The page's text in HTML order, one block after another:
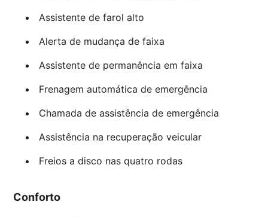
Assistente de farol alto
Alerta de mudança de faixa
Assistente de permanência em faixa
Frenagem automática de emergência
Chamada de assistência de emergência
Assistência na recuperação veicular
Freios a disco nas quatro rodas
Conforto